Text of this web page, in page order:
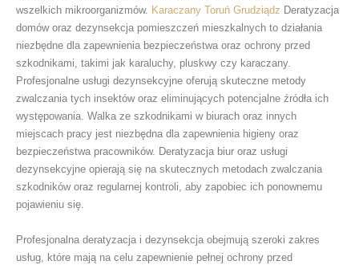
wszelkich mikroorganizmów. Karaczany Toruń Grudziądz Deratyzacja
domów oraz dezynsekcja pomieszczeń mieszkalnych to działania
niezbędne dla zapewnienia bezpieczeństwa oraz ochrony przed
szkodnikami, takimi jak karaluchy, pluskwy czy karaczany.
Profesjonalne usługi dezynsekcyjne oferują skuteczne metody
zwalczania tych insektów oraz eliminujących potencjalne źródła ich
występowania. Walka ze szkodnikami w biurach oraz innych
miejscach pracy jest niezbędna dla zapewnienia higieny oraz
bezpieczeństwa pracowników. Deratyzacja biur oraz usługi
dezynsekcyjne opierają się na skutecznych metodach zwalczania
szkodników oraz regularnej kontroli, aby zapobiec ich ponownemu
pojawieniu się.
Profesjonalna deratyzacja i dezynsekcja obejmują szeroki zakres
usług, które mają na celu zapewnienie pełnej ochrony przed